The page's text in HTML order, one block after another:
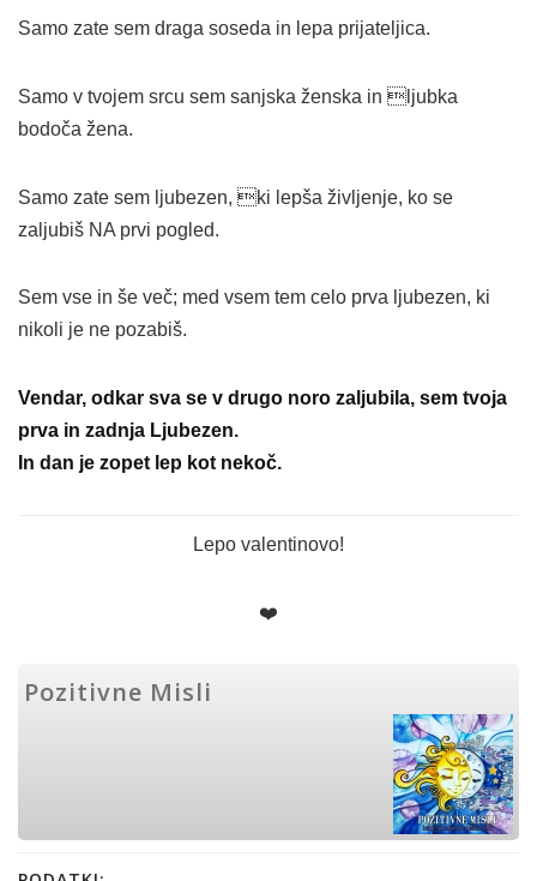
Samo zate sem draga soseda in lepa prijateljica.
Samo v tvojem srcu sem sanjska ženska in ljubka
bodoča žena.
Samo zate sem ljubezen, ki lepša življenje, ko se
zaljubiš NA prvi pogled.
Sem vse in še več; med vsem tem celo prva ljubezen, ki
nikoli je ne pozabiš.
Vendar, odkar sva se v drugo noro zaljubila, sem tvoja
prva in zadnja Ljubezen.
In dan je zopet lep kot nekoč.
Lepo valentinovo!
❤️️
Pozitivne Misli